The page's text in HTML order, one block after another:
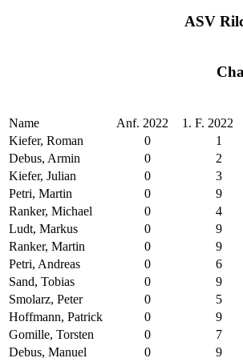
ASV
Name Anf. 2022 1. F. 2022
Kiefer, Roman
0 1
Debus, Armin
0 2
Kiefer, Julian
0 3
Petri, Martin
0 9
Ranker, Michael
0 4
Ludt, Markus
0 9
Ranker, Martin
0 9
Petri, Andreas
0 6
Sand, Tobias
0 9
Smolarz, Peter
0 5
Hoffmann, Patrick
0 9
Gomille, Torsten
0 7
Debus, Manuel
0 9